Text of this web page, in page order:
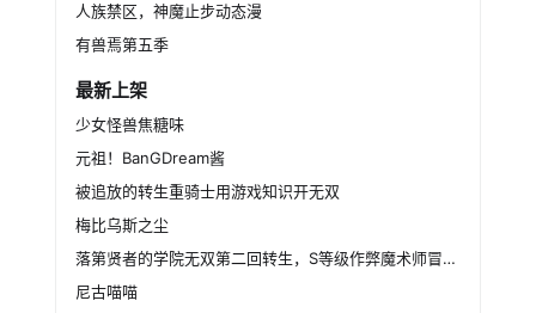
人族禁区，神魔止步动态漫
有兽焉第五季
最新上架
少女怪兽焦糖味
元祖！BanGDream酱
被追放的转生重骑士用游戏知识开无双
梅比乌斯之尘
落第贤者的学院无双第二回转生，S等级作弊魔术师冒险记
尼古喵喵